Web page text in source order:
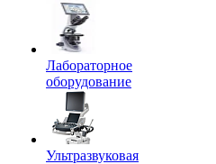
Лабораторное
оборудование
Ультразвуковая